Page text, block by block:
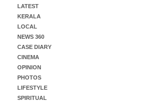
LATEST
KERALA
LOCAL
NEWS 360
CASE DIARY
CINEMA
OPINION
PHOTOS
LIFESTYLE
SPIRITUAL